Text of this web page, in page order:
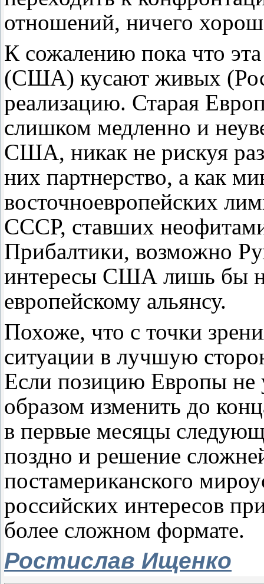
отношений, ничего
К сожалению пока что
(США) кусают живых
реализацию. Старая
слишком медленно и
США, никак не рискуя
них партнерство, а как
восточноевропейских
СССР, ставших
Прибалтики, возможно
интересы США лишь бы не
европейскому альянсу.
Похоже, что с точки
ситуации в лучшую
Если позицию Европы не
образом изменить до
в первые месяцы
поздно и решение
постамериканского
российских интересов
более сложном формате.
Ростислав Ищенко